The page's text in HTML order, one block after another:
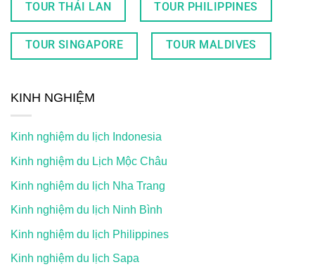
TOUR THÁI LAN TOUR PHILIPPINES
TOUR SINGAPORE TOUR MALDIVES
KINH NGHIỆM
Kinh nghiệm du lịch Indonesia
Kinh nghiệm du Lịch Mộc Châu
Kinh nghiệm du lịch Nha Trang
Kinh nghiệm du lịch Ninh Bình
Kinh nghiệm du lịch Philippines
Kinh nghiệm du lịch Sapa